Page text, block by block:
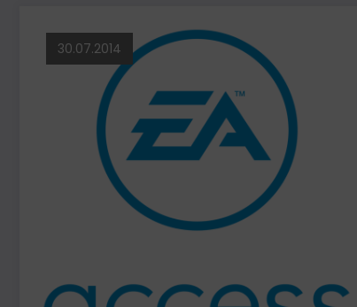
30.07.2014